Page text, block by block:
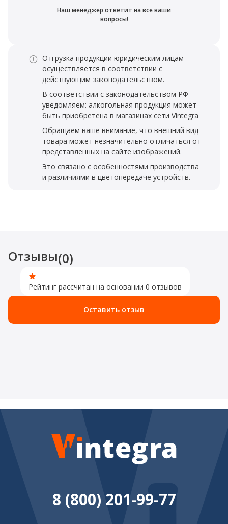
Наш менеджер ответит на все ваши
вопросы!
Отгрузка продукции юридическим лицам
осуществляется в соответствии с
действующим законодательством.
В соответствии с законодательством РФ
уведомляем: алкогольная продукция может
быть приобретена в магазинах сети Vintegra
Обращаем ваше внимание, что внешний вид
товара может незначительно отличаться от
представленных на сайте изображений.
Это связано с особенностями производства
и различиями в цветопередаче устройств.
Отзывы(0)
Рейтинг рассчитан на основании 0 отзывов
Оставить отзыв
8 (800) 201-99-77